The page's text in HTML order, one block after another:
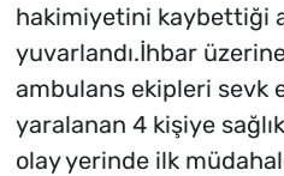
hakimiyetini kaybettiği
yuvarlandı.İhbar
ambulans ekipleri sevk
yaralanan 4 kişiye
olay yerinde ilk